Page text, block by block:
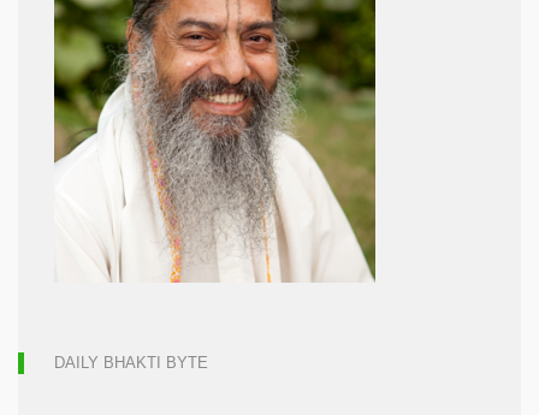
DAILY BHAKTI BYTE